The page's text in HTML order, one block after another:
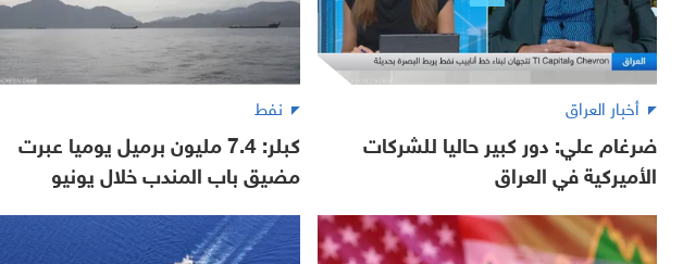
أخبار العراق
ضرغام علي: دور كبير حاليا للشركات
الأميركية في العراق
نفط
كبلر: 7.4 مليون برميل يوميا عبرت
مضيق باب المندب خلال يونيو